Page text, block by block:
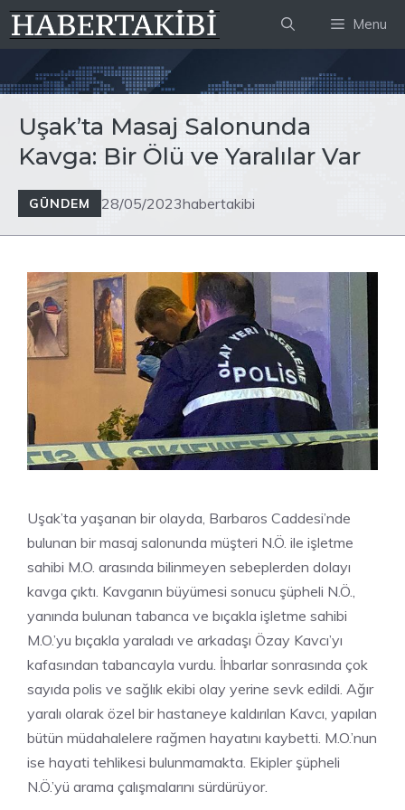
İçeriğe
atla
Menu
Uşak’ta Masaj Salonunda
Kavga: Bir Ölü ve Yaralılar Var
GÜNDEM 28/05/2023habertakibi
Uşak’ta yaşanan bir olayda, Barbaros Caddesi’nde
bulunan bir masaj salonunda müşteri N.Ö. ile işletme
sahibi M.O. arasında bilinmeyen sebeplerden dolayı
kavga çıktı. Kavganın büyümesi sonucu şüpheli N.Ö.,
yanında bulunan tabanca ve bıçakla işletme sahibi
M.O.’yu bıçakla yaraladı ve arkadaşı Özay Kavcı’yı
kafasından tabancayla vurdu. İhbarlar sonrasında çok
sayıda polis ve sağlık ekibi olay yerine sevk edildi. Ağır
yaralı olarak özel bir hastaneye kaldırılan Kavcı, yapılan
bütün müdahalelere rağmen hayatını kaybetti. M.O.’nun
ise hayati tehlikesi bulunmamakta. Ekipler şüpheli
N.Ö.’yü arama çalışmalarını sürdürüyor.